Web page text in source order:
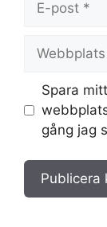
post
Spara
gång jag